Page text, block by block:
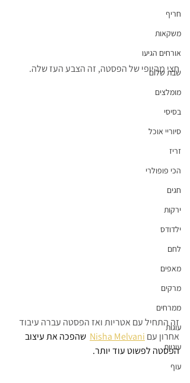
חריף
משקאות
אורחים הגיעו
שבת שלום
מומלצים
בסיסי
סיוריי אוכל
זריז
הכי פופולרי
חגים
ירקות
ילדודס
לחם
מאפים
מרקים
ממרחים
עוגות
עוגיות
עוף
חצי מהיופי של הפסטה, זה הצבע העז שלה.
זה התחיל עם אטריות ואז הפסטה עברה עיבוד
אחרון עם Nisha Melvani שהפכה את עיצוב
הפסטה לפשוט עוד יותר.